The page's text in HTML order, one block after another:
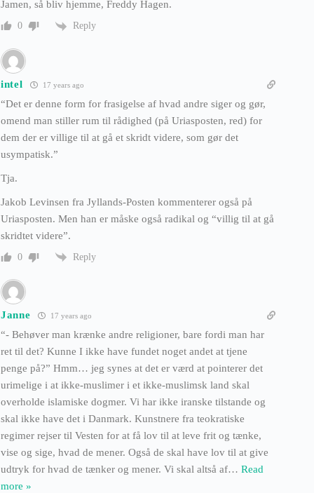
Jamen, så bliv hjemme, Freddy Hagen.
0 Reply
intel 17 years ago
“Det er denne form for frasigelse af hvad andre siger og gør,
omend man stiller rum til rådighed (på Uriasposten, red) for
dem der er villige til at gå et skridt videre, som gør det
usympatisk.”
Tja.
Jakob Levinsen fra Jyllands-Posten kommenterer også på
Uriasposten. Men han er måske også radikal og “villig til at gå
skridtet videre”.
0 Reply
Janne 17 years ago
“- Behøver man krænke andre religioner, bare fordi man har
ret til det? Kunne I ikke have fundet noget andet at tjene
penge på?” Hmm… jeg synes at det er værd at pointerer det
urimelige i at ikke-muslimer i et ikke-muslimsk land skal
overholde islamiske dogmer. Vi har ikke iranske tilstande og
skal ikke have det i Danmark. Kunstnere fra teokratiske
regimer rejser til Vesten for at få lov til at leve frit og tænke,
vise og sige, hvad de mener. Også de skal have lov til at give
udtryk for hvad de tænker og mener. Vi skal altså af… Read
more »